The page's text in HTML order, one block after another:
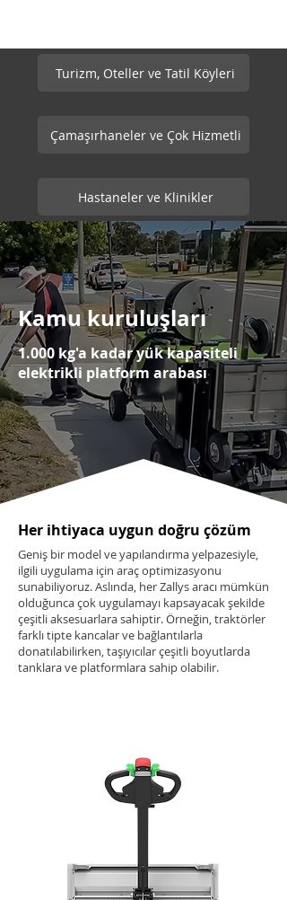
Turizm, Oteller ve Tatil Köyleri
Çamaşırhaneler ve Çok Hizmetli
Hastaneler ve Klinikler
Kamu kuruluşları
1.000 kg'a kadar yük kapasiteli
elektrikli platform arabası
Her ihtiyaca uygun doğru çözüm
Geniş bir model ve yapılandırma yelpazesiyle,
ilgili uygulama için araç optimizasyonu
sunabiliyoruz. Aslında, her Zallys aracı mümkün
olduğunca çok uygulamayı kapsayacak şekilde
çeşitli aksesuarlara sahiptir. Örneğin, traktörler
farklı tipte kancalar ve bağlantılarla
donatılabilirken, taşıyıcılar çeşitli boyutlarda
tanklara ve platformlara sahip olabilir.